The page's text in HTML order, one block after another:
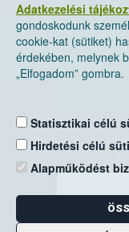
Adatkezelési
gondoskodunk
cookie-kat (sütiket)
érdekében, melynek
„Elfogadom” gombra.
Statisztikai célú
Hirdetési célú
Alapműködést
E-